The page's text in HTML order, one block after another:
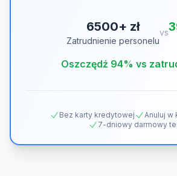
6500+ zł
Zatrudnienie personelu
vs
Oszczędź 94% vs
Bez karty kredytowej
Anuluj w
7-dniowy darmowy